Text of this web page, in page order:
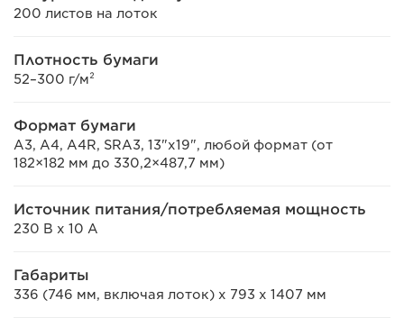
200 листов на лоток
Плотность бумаги
52–300 г/м²
Формат бумаги
A3, A4, A4R, SRA3, 13"x19", любой формат (от
182×182 мм до 330,2×487,7 мм)
Источник питания/потребляемая мощность
230 В x 10 А
Габариты
336 (746 мм, включая лоток) x 793 x 1407 мм